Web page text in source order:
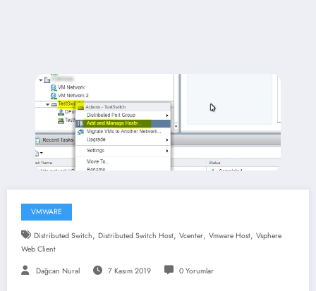
VMWARE
Distributed Switch, Distributed Switch Host, Vcenter, Vmware Host, Vsphere
Web Client
Dağcan Nural 7 Kasım 2019 0 Yorumlar